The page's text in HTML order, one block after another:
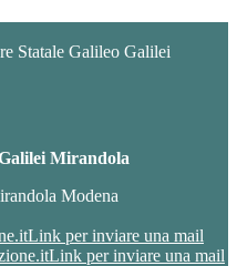
Statale Galileo Galilei
Mirandola
Modena
Link per inviare una mail
Link per inviare una mail